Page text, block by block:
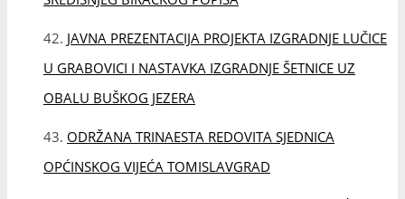
SREDNJE STRUKOVNE ŠKOLE TOMISLAVGRAD
DODIJELJENE POHVALNICE ZA ODLIČAN USPJEH
IZMJENA JAVNOG OGLASA O PRODAJI
NEIZGRAĐENOG OSTALOG GRAĐEVINSKOG ZEMLJIŠTA
VLASNIŠTVU I POSJEDU OPĆINE TOMISLAVGRAD PUTEM
JAVNOG NADMETANJA – LICITACIJE